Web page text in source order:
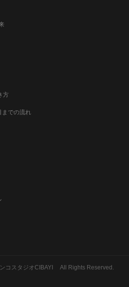
方
までの流れ
コスタジオCIBAYI All Rights Reserved.